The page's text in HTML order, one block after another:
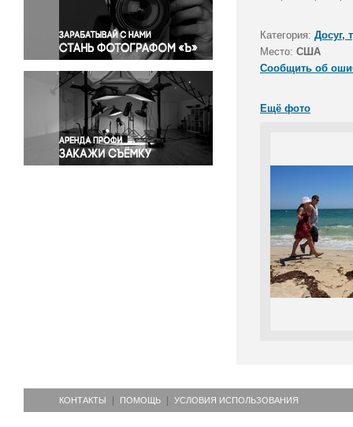
Правосудие
Происшествия и конфликты
Религия
Светская жизнь
Спорт
Экология
Экономика и бизнес
Категория: Досуг,
Место: США
Сообщить об
Ещё фото
КОНТАКТЫ ПОМОЩЬ УСЛОВИЯ ИСПОЛЬЗОВАНИЯ